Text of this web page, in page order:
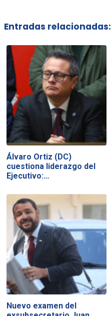
Entradas relacionadas:
Álvaro Ortiz (DC)
cuestiona liderazgo del
Ejecutivo:…
Nuevo examen del